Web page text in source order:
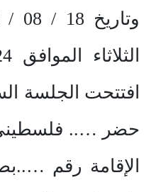
حضر …..
الإقامة رقم